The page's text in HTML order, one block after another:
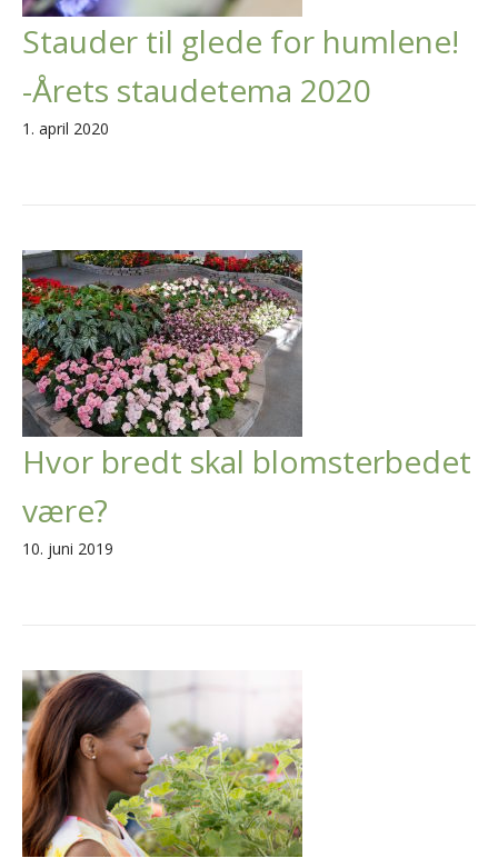
Stauder til glede for humlene!
-Årets staudetema 2020
1. april 2020
Hvor bredt skal blomsterbedet
være?
10. juni 2019